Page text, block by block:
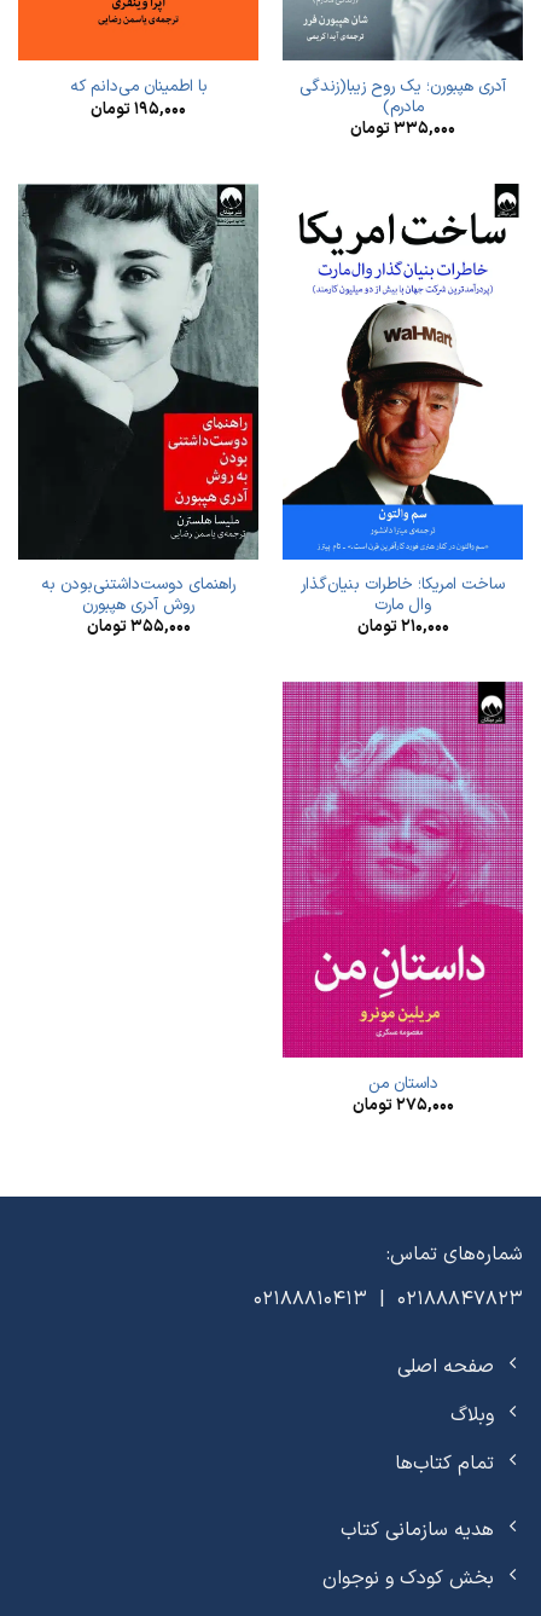
آدری هپبورن؛ یک روح زیبا(زندگی
مادرم)
۳۳۵,۰۰۰تومان
با اطمینان می‌دانم که
۱۹۵,۰۰۰تومان
ساخت امریکا؛ خاطرات بنیان‌گذار
وال‌ مارت
۲۱۰,۰۰۰تومان
راهنمای دوست‌داشتنی‌بودن به
روش آدری هپبورن
۳۵۵,۰۰۰تومان
داستان من
۲۷۵,۰۰۰تومان
شماره‌های تماس:
02188847823 | 02188810413
صفحه اصلی
وبلاگ
تمام کتاب‌ها
هدیه سازمانی کتاب
بخش کودک و نوجوان